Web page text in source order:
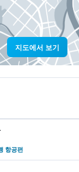
지도에서 보기
항공편